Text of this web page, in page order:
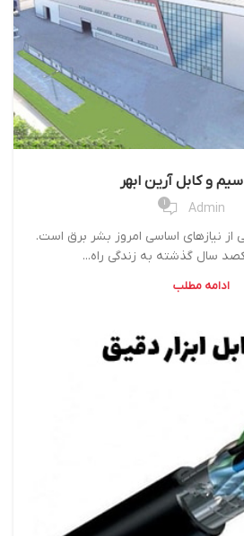
و کابل آرین ابهر
Admin
1
از نیازهای اساسی امروز بشر برق است.
سال گذشته به زندگی راه...
ادامه مطلب